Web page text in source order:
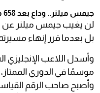
جيمس ميلنر.. وداع بعد 658 مباراة
لن يغيب جيمس ميلنر عن
بل بعدما قرر إنهاء مسيرته
وأصبح صاحب الرقم